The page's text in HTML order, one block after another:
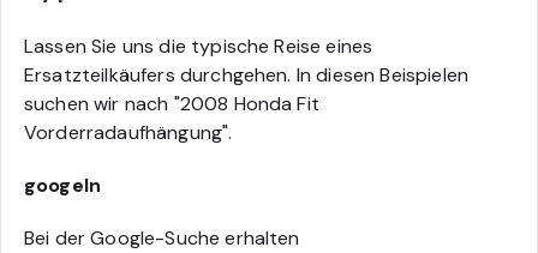
Lassen Sie uns die typische Reise eines
Ersatzteilkäufers durchgehen. In diesen Beispielen
suchen wir nach "2008 Honda Fit
Vorderradaufhängung".
googeln
Bei der Google-Suche erhalten